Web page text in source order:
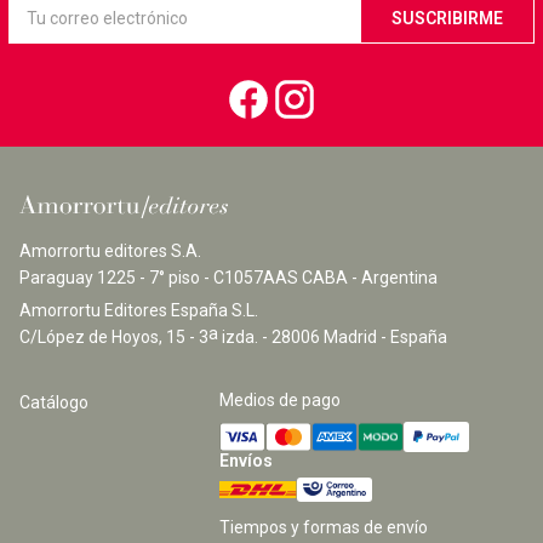
Amorrortu editores S.A.
Paraguay 1225 - 7° piso - C1057AAS CABA - Argentina
Amorrortu Editores España S.L.
C/López de Hoyos, 15 - 3a izda. - 28006 Madrid - España
Catálogo Medios de pago
Envíos
Tiempos y formas de envío